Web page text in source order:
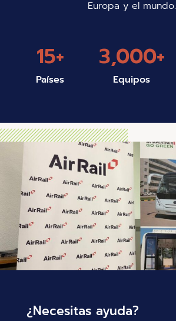
Europa y el mundo.
15+
Países
3,000+
Equipos
¿Necesitas ayuda?